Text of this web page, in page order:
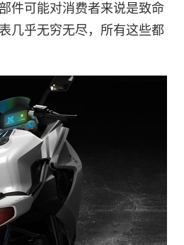
件可能对消费者来说是致命
几乎无穷无尽，所有这些都